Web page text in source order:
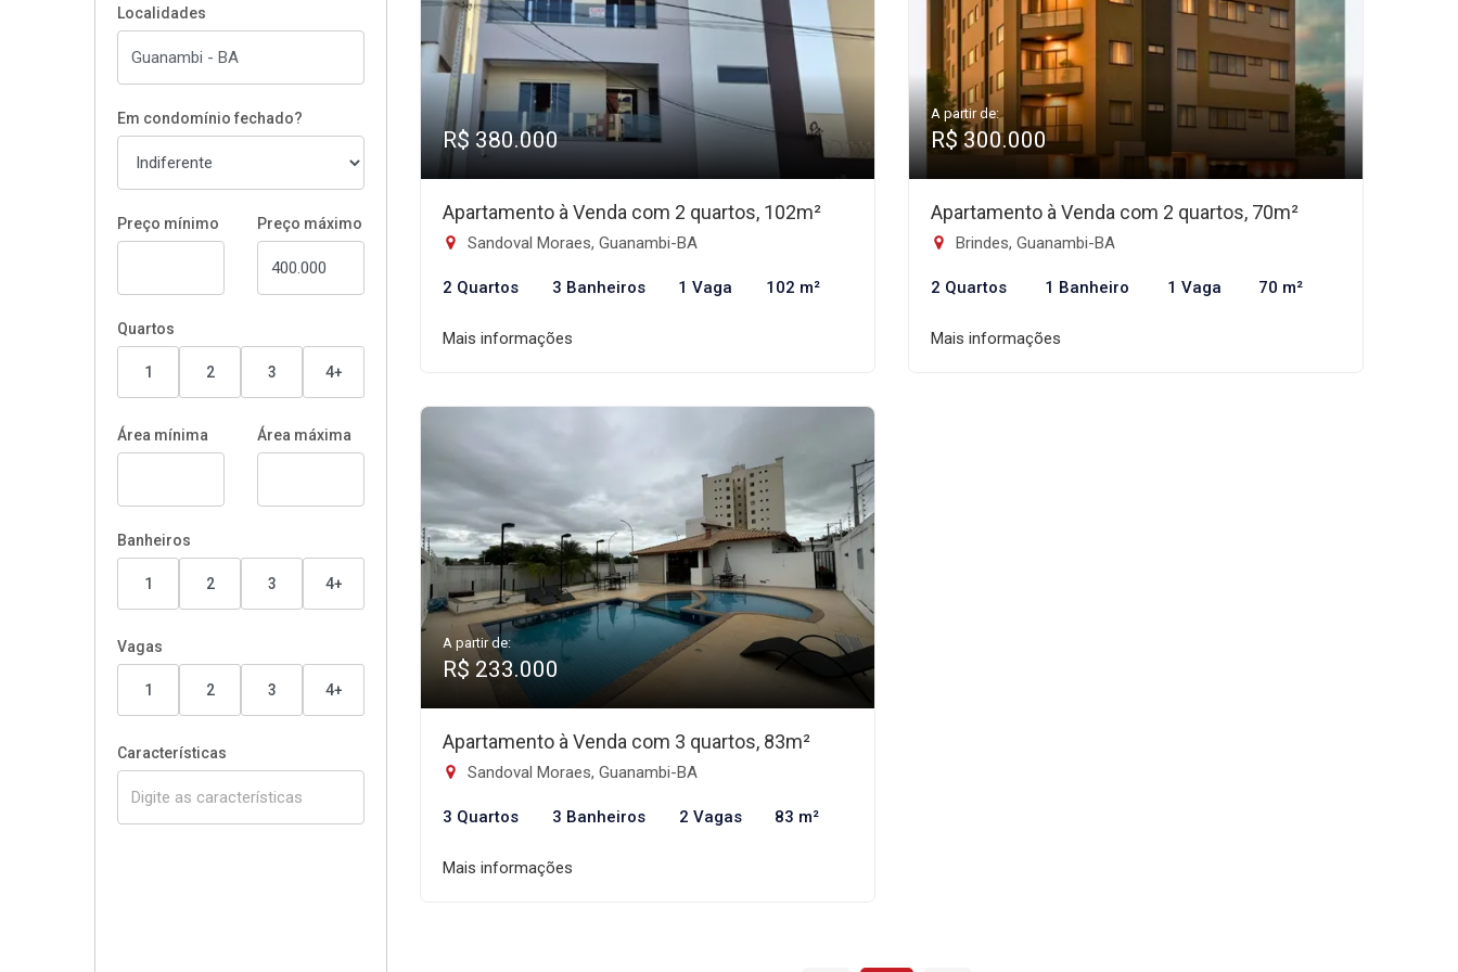
Localidades
Em condomínio fechado?
Preço mínimo Preço máximo
Quartos
1 2 3 4+
Área mínima Área máxima
Banheiros
1 2 3 4+
Vagas
1 2 3 4+
Características
R$ 380.000
Apartamento à Venda com 2 quartos, 102m²
Sandoval Moraes, Guanambi-BA
2 Quartos 3 Banheiros 1 Vaga 102 m²
Mais informações
A partir de:
R$ 300.000
Apartamento à Venda com 2 quartos, 70m²
Brindes, Guanambi-BA
2 Quartos 1 Banheiro 1 Vaga 70 m²
Mais informações
A partir de:
R$ 233.000
Apartamento à Venda com 3 quartos, 83m²
Sandoval Moraes, Guanambi-BA
3 Quartos 3 Banheiros 2 Vagas 83 m²
Mais informações